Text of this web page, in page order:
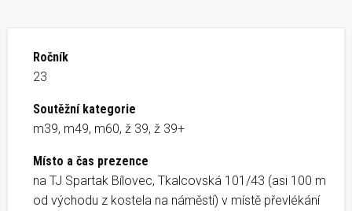
Ročník
23
Soutěžní kategorie
m39, m49, m60, ž 39, ž 39+
Místo a čas prezence
na TJ Spartak Bílovec, Tkalcovská 101/43 (asi 100 m
od východu z kostela na náměstí) v místě převlékání